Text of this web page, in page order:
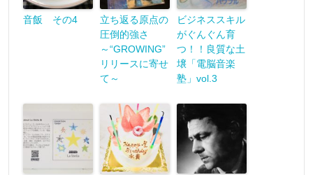
音飯 その4
立ち返る原点の
圧倒的強さ
～“GROWING”
リリースに寄せ
て～
ビジネススキル
がぐんぐん育
つ！！良質な土
壌「電脳音楽
塾」vol.3